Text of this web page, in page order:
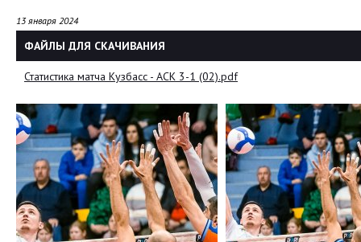
13 января 2024
ФАЙЛЫ ДЛЯ СКАЧИВАНИЯ
Статистика матча Кузбасс - АСК 3-1 (02).pdf